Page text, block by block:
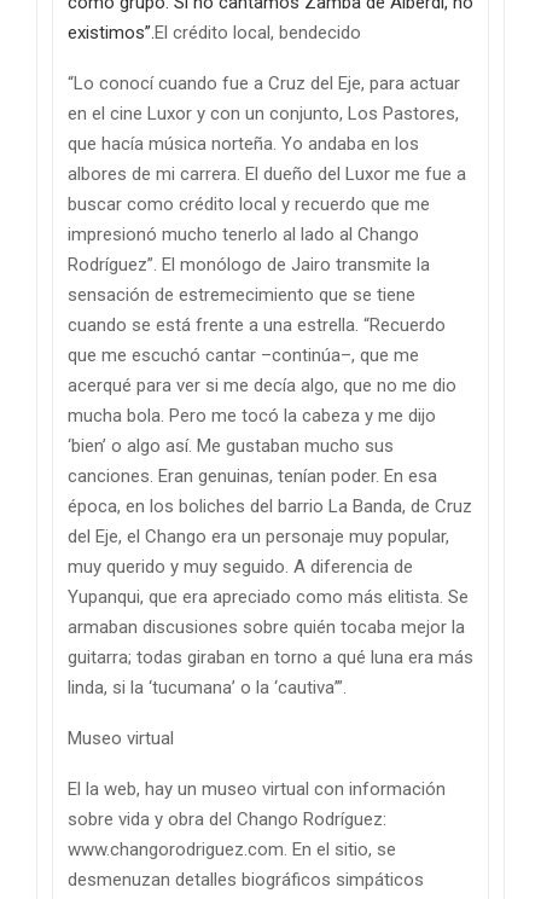
existimos”.El crédito local, bendecido
“Lo conocí cuando fue a Cruz del Eje, para actuar
en el cine Luxor y con un conjunto, Los Pastores,
que hacía música norteña. Yo andaba en los
albores de mi carrera. El dueño del Luxor me fue a
buscar como crédito local y recuerdo que me
impresionó mucho tenerlo al lado al Chango
Rodríguez”. El monólogo de Jairo transmite la
sensación de estremecimiento que se tiene
cuando se está frente a una estrella. “Recuerdo
que me escuchó cantar –continúa–, que me
acerqué para ver si me decía algo, que no me dio
mucha bola. Pero me tocó la cabeza y me dijo
‘bien’ o algo así. Me gustaban mucho sus
canciones. Eran genuinas, tenían poder. En esa
época, en los boliches del barrio La Banda, de Cruz
del Eje, el Chango era un personaje muy popular,
muy querido y muy seguido. A diferencia de
Yupanqui, que era apreciado como más elitista. Se
armaban discusiones sobre quién tocaba mejor la
guitarra; todas giraban en torno a qué luna era más
linda, si la ‘tucumana’ o la ‘cautiva’”.
Museo virtual
El la web, hay un museo virtual con información
sobre vida y obra del Chango Rodríguez:
www.changorodriguez.com. En el sitio, se
desmenuzan detalles biográficos simpáticos